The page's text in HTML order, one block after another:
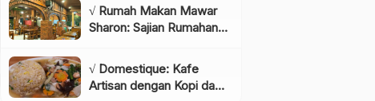
√ Rumah Makan Mawar
Sharon: Sajian Rumahan
Menggugah Selera,
Review & Info Lengkap
√ Domestique: Kafe
Artisan dengan Kopi dan